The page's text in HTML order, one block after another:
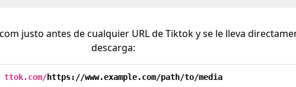
justo antes de cualquier URL de Tiktok y se le lleva
descarga:
ttok.com/https://www.example.com/path/to/media